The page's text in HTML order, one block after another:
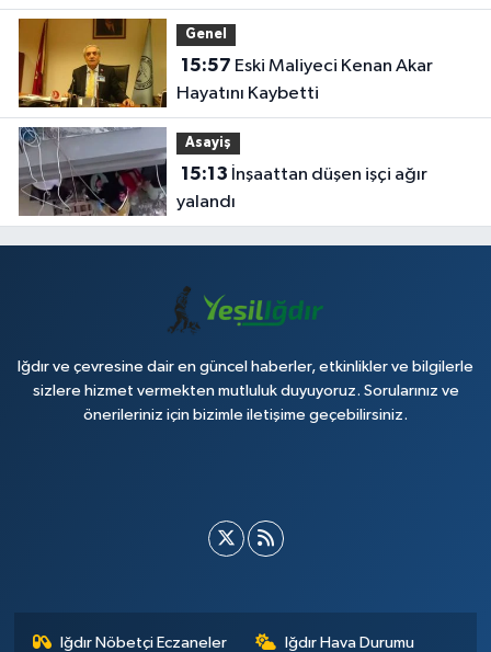
Geliyor
Genel
15:57
Hayatını Kaybetti
Asayiş
15:13
yalandı
Iğdır ve çevresine dair en güncel haberler, etkinlikler ve bilgilerle
sizlere hizmet vermekten mutluluk duyuyoruz. Sorularınız ve
önerileriniz için bizimle iletişime geçebilirsiniz.
Iğdır Nöbetçi Eczaneler Iğdır Hava Durumu